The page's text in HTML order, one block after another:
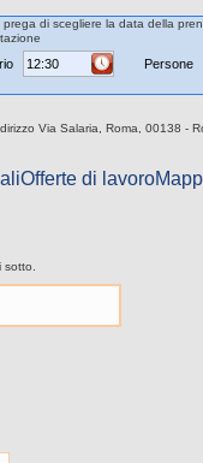
di scegliere la data della
Persone
Via Salaria, Roma, 00138 -
Offerte di lavoro